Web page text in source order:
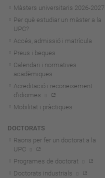
Màsters universitaris 2026-2027
Per què estudiar un màster a la
UPC?
Accés, admissió i matrícula
Preus i beques
Calendari i normatives
acadèmiques
Acreditació i reconeixement
d'idiomes
Mobilitat i pràctiques
DOCTORATS
Raons per fer un doctorat a la
UPC
Programes de doctorat
Doctorats industrials